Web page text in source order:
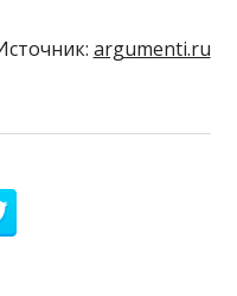
argumenti.ru